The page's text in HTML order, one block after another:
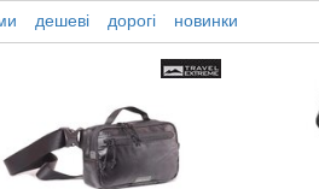
дешеві дорогі новинки